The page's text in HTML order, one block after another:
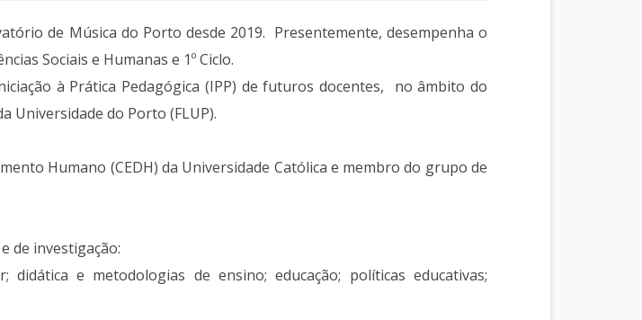
de Música do Porto desde 2019. Presentemente, desempenha o
Sociais e Humanas e 1º Ciclo.
à Prática Pedagógica (IPP) de futuros docentes, no âmbito do
Universidade do Porto (FLUP).
Humano (CEDH) da Universidade Católica e membro do grupo de
de investigação:
e metodologias de ensino; educação; políticas educativas;